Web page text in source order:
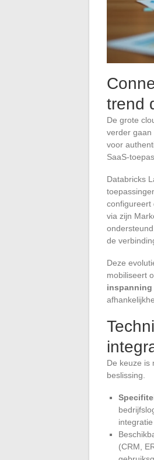
trend
De grote
verder gaan
voor
SaaS-
Databricks
configureert
via zijn
de
Deze
mobiliseert
inspanning
De keuze is
beslissing.
(CRM,